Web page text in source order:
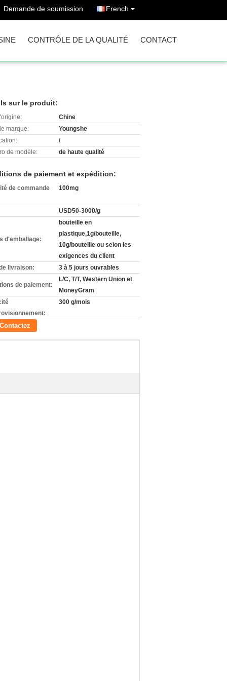
Demande de soumission French
CONTRÔLE DE LA QUALITÉ CONTACT
sur le produit:
Chine
marque:
Youngshe
/
de modèle:
de haute qualité
de paiement et expédition:
de commande
100mg
USD50-3000/g
d'emballage:
bouteille en
plastique,1g/bouteille,
10g/bouteille ou selon les
exigences du client
livraison:
3 à 5 jours ouvrables
de paiement:
L/C, T/T, Western Union et
MoneyGram
300 g/mois
Contactez